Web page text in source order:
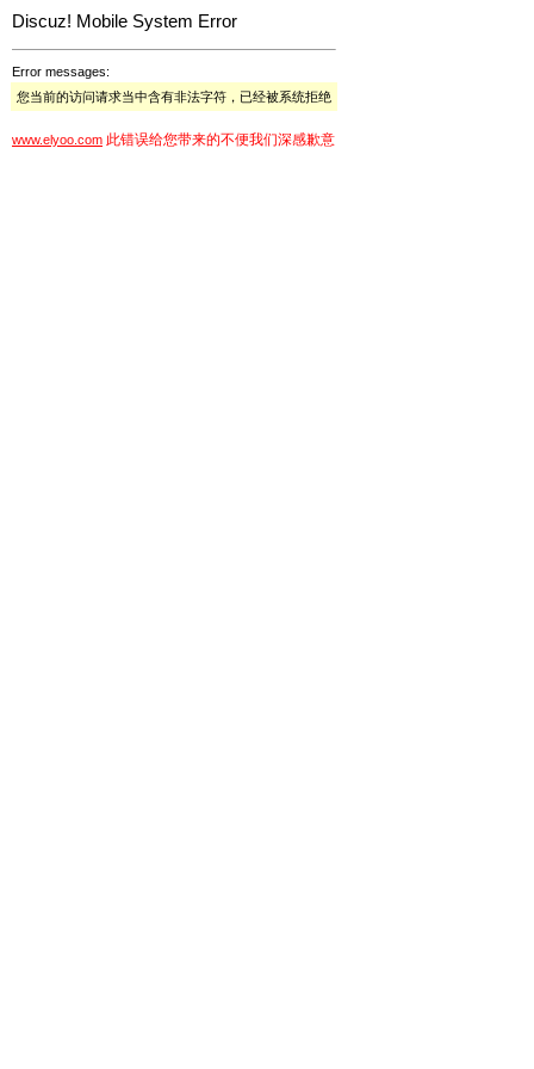
Discuz! Mobile System Error
Error messages:
您当前的访问请求当中含有非法字符，已经被系统拒绝
www.elyoo.com 此错误给您带来的不便我们深感歉意